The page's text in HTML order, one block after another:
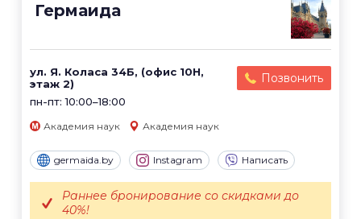
Гермаида
ул. Я. Коласа 34Б, (офис 10Н,
этаж 2)
пн-пт: 10:00–18:00
Позвонить
Академия наук Академия наук
germaida.by Instagram Написать
Раннее бронирование со скидками до
40%!